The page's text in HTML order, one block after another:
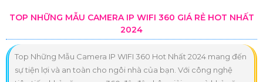
TOP NHỮNG MẪU CAMERA IP WIFI 360 GIÁ RẺ HOT NHẤT
2024
Top Những Mẫu Camera IP WIFI 360 Hot Nhất 2024 mang đến
sự tiện lợi và an toàn cho ngôi nhà của bạn. Với công nghệ